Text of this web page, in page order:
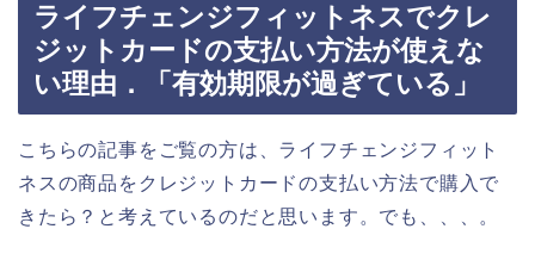
ライフチェンジフィットネスでクレ
ジットカードの支払い方法が使えな
い理由．「有効期限が過ぎている」
こちらの記事をご覧の方は、ライフチェンジフィット
ネスの商品をクレジットカードの支払い方法で購入で
きたら？と考えているのだと思います。でも、、、。